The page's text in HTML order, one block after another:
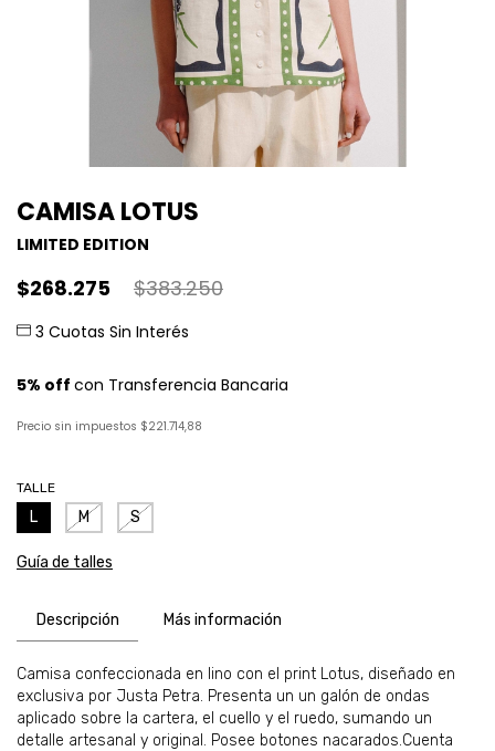
CAMISA LOTUS
LIMITED EDITION
$268.275 $383.250
Precio sin impuestos $221.714,88
TALLE
L M S
Guía de talles
Descripción Más información
Camisa confeccionada en lino con el print Lotus, diseñado en
exclusiva por Justa Petra. Presenta un un galón de ondas
aplicado sobre la cartera, el cuello y el ruedo, sumando un
detalle artesanal y original. Posee botones nacarados.Cuenta